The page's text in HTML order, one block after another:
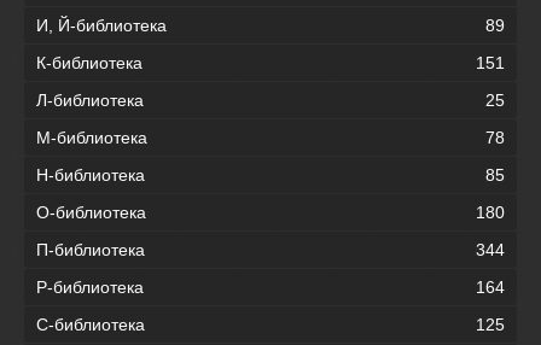
И, Й-библиотека
89
К-библиотека
151
Л-библиотека
25
М-библиотека
78
Н-библиотека
85
О-библиотека
180
П-библиотека
344
Р-библиотека
164
С-библиотека
125